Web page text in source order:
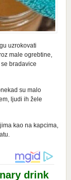
uzrokovati
male ogrebtine,
bradavice
su malo
ljudi ih žele
kao na kapcima,